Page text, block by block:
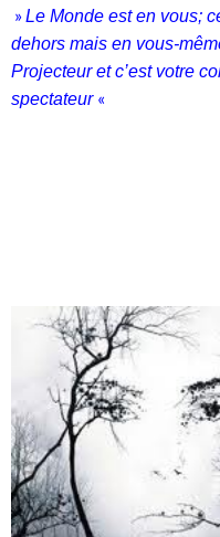
»Le Monde est en vous;
dehors mais en vous-
Projecteur et c’est votre
spectateur «